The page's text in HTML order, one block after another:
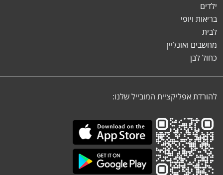
ילדים
בריאות ויופי
לבית
מחשבים ואונליין
כחול לבן
להורדת אפליקציית המובייל שלנו: